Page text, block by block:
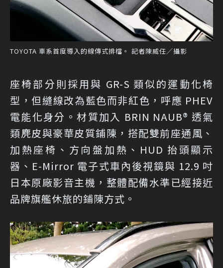
TOYOTA 車系首度導入的線傳式排檔。 記者陳威任／攝影
座椅部分則採用與 GR-S 類似的運動化椅
型，但縫線改為藍色而非紅色，呼應 PHEV
電能化身分。材質加入 BRIN NAUB® 透氣
類麂皮與豪華皮質鋪陳，搭配雙前座通風、
加熱座椅、方向盤加熱、HUD 抬頭顯示
器、E-Mirror 電子式車內後視鏡與 12.9 吋
日本原廠影音主機，整體配備水準已經接近
品牌旗艦休旅的鋪陳方式。